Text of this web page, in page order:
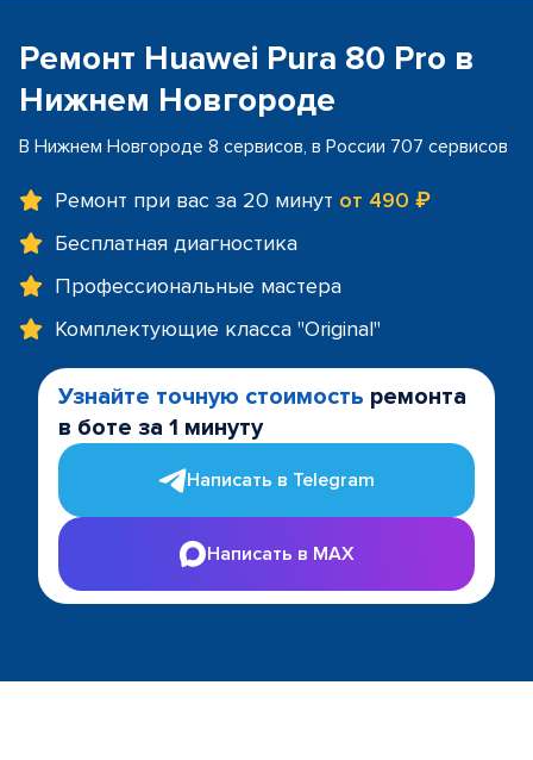
Ремонт Huawei Pura 80 Pro в
Нижнем Новгороде
В Нижнем Новгороде 8 сервисов, в России 707 сервисов
Ремонт при вас за 20 минут от 490 ₽
Бесплатная диагностика
Профессиональные мастера
Комплектующие класса "Original"
Узнайте точную стоимость ремонта
в боте за 1 минуту
Написать в Telegram
Написать в MAX